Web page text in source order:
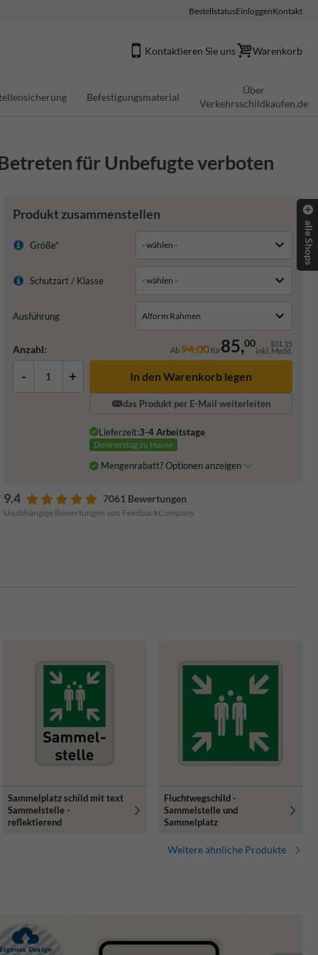
BestellstatusEinloggenKontakt
Kontaktieren Sie uns Warenkorb
Befestigungsmaterial
Über
Verkehrsschildkaufen.de
für Unbefugte verboten
Produkt zusammenstellen
Größe*
Schutzart / Klasse
Ausführung
Anzahl: Ab94,00für85,00 101,15
inkl. MwSt.
- + In den Warenkorb legen
das Produkt per E-Mail weiterleiten
Lieferzeit:3-4 Arbeitstage
Donnerstag zu Hause
Mengenrabatt? Optionen anzeigen
9.4 7061 Bewertungen
Unabhängige Bewertungen von FeedbackCompany
Sammelplatz schild mit text
Sammelstelle -
reflektierend
Fluchtwegschild -
Sammelstelle und
Sammelplatz
Weitere ähnliche Produkte
alle Shops